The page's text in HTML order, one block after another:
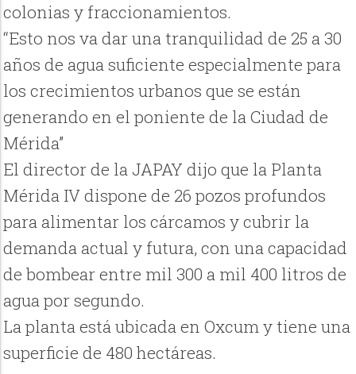
colonias y fraccionamientos.
“Esto nos va dar una tranquilidad de 25 a 30
años de agua suficiente especialmente para
los crecimientos urbanos que se están
generando en el poniente de la Ciudad de
Mérida”
El director de la JAPAY dijo que la Planta
Mérida IV dispone de 26 pozos profundos
para alimentar los cárcamos y cubrir la
demanda actual y futura, con una capacidad
de bombear entre mil 300 a mil 400 litros de
agua por segundo.
La planta está ubicada en Oxcum y tiene una
superficie de 480 hectáreas.